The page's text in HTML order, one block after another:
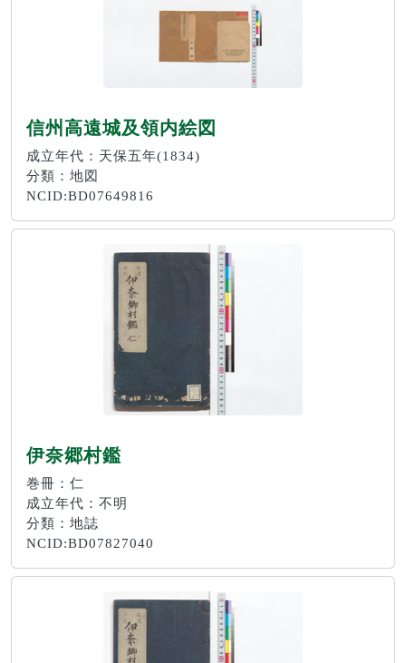
信州高遠城及領内絵図
成立年代：天保五年(1834)
分類：地図
NCID:BD07649816
伊奈郷村鑑
巻冊：仁
成立年代：不明
分類：地誌
NCID:BD07827040